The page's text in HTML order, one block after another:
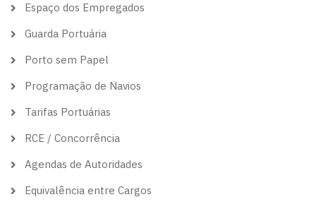
Espaço dos Empregados
Guarda Portuária
Porto sem Papel
Programação de Navios
Tarifas Portuárias
RCE / Concorrência
Agendas de Autoridades
Equivalência entre Cargos